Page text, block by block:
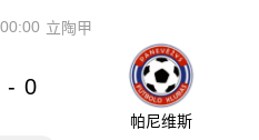
00:00 立陶甲
- 0
帕尼维斯